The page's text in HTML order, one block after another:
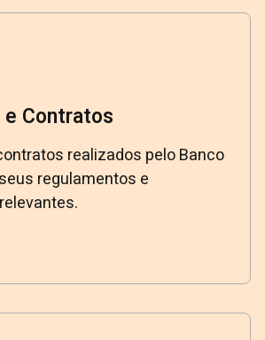
Contratos
realizados pelo Banco
regulamentos e